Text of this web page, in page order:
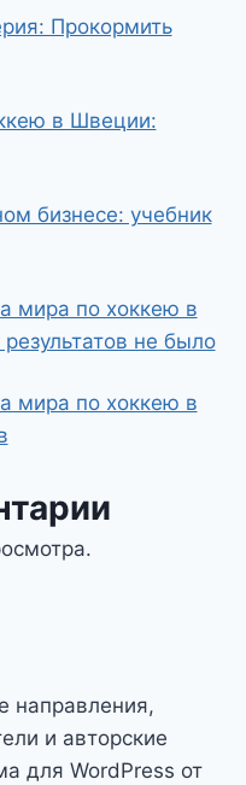
Прокормить
в Швеции:
бизнесе: учебник
мира по хоккею в
не было
мира по хоккею в
направления,
и авторские
для WordPress от